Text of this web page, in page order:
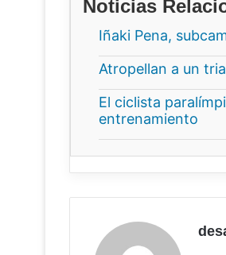
Noticias
Iñaki Pena,
Atropellan a un
El ciclista
entrenamiento